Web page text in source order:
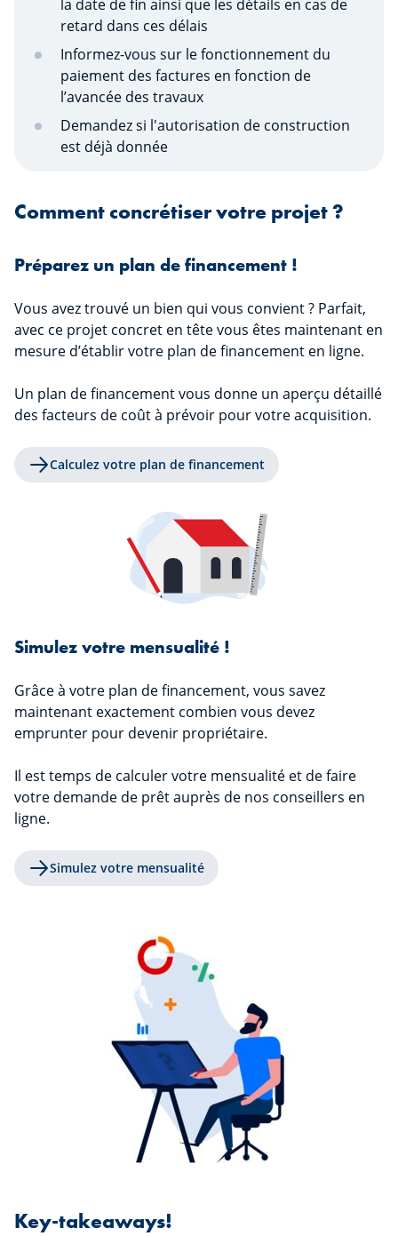
la date de fin ainsi que les détails en cas de
retard dans ces délais
Informez-vous sur le fonctionnement du
paiement des factures en fonction de
l’avancée des travaux
Demandez si l'autorisation de construction
est déjà donnée
Comment concrétiser votre projet ?
Préparez un plan de financement !
Vous avez trouvé un bien qui vous convient ? Parfait,
avec ce projet concret en tête vous êtes maintenant en
mesure d’établir votre plan de financement en ligne.
Un plan de financement vous donne un aperçu détaillé
des facteurs de coût à prévoir pour votre acquisition.
Calculez votre plan de financement
Simulez votre mensualité !
Grâce à votre plan de financement, vous savez
maintenant exactement combien vous devez
emprunter pour devenir propriétaire.
Il est temps de calculer votre mensualité et de faire
votre demande de prêt auprès de nos conseillers en
ligne.
Simulez votre mensualité
Key-takeaways!